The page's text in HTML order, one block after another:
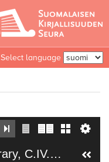
Select language
Helsinki, National Library, C.IV.24. Psalter